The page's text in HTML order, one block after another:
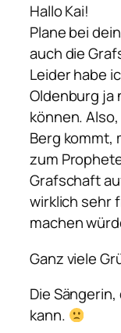
Hallo Kai!
Plane bei
auch die
Leider habe
Oldenburg ja
können.
Berg kommt,
zum
Grafschaft
wirklich sehr
machen
Ganz viele
Die
kann.